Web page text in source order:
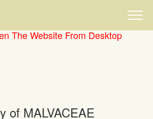
The Website From Desktop
of MALVACEAE